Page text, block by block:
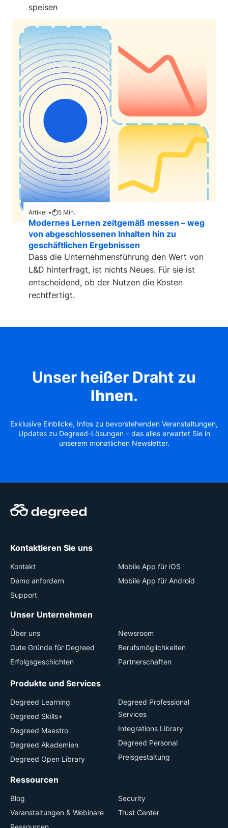
speisen
Artikel • 5 Min.
Modernes Lernen zeitgemäß messen – weg
von abgeschlossenen Inhalten hin zu
geschäftlichen Ergebnissen
Dass die Unternehmensführung den Wert von
L&D hinterfragt, ist nichts Neues. Für sie ist
entscheidend, ob der Nutzen die Kosten
rechtfertigt.
Unser heißer Draht zu
Ihnen.
Exklusive Einblicke, Infos zu bevorstehenden Veranstaltungen,
Updates zu Degreed-Lösungen – das alles erwartet Sie in
unserem monatlichen Newsletter.
Kontaktieren Sie uns
Kontakt
Demo anfordern
Support
Mobile App für iOS
Mobile App für Android
Unser Unternehmen
Über uns
Gute Gründe für Degreed
Erfolgsgeschichten
Newsroom
Berufsmöglichkeiten
Partnerschaften
Produkte und Services
Degreed Learning
Degreed Skills+
Degreed Maestro
Degreed Akademien
Degreed Open Library
Degreed Professional
Services
Integrations Library
Degreed Personal
Preisgestaltung
Ressourcen
Blog
Veranstaltungen & Webinare
Security
Trust Center